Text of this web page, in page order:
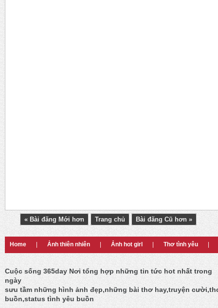
« Bài đăng Mới hơn Trang chủ Bài đăng Cũ hơn »
Home Ảnh thiên nhiên Ảnh hot girl Thơ tình yêu
Cuộc sống 365day Nơi tổng hợp những tin tức hot nhất trong
ngày
sưu tầm những hình ảnh đẹp,những bài thơ hay,truyện
buồn,status tình yêu buồn